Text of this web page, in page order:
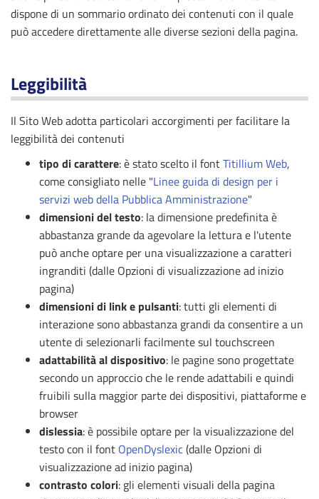
dispone di un sommario ordinato dei contenuti con il quale
può accedere direttamente alle diverse sezioni della pagina.
Leggibilità
Il Sito Web adotta particolari accorgimenti per facilitare la
leggibilità dei contenuti
tipo di carattere: è stato scelto il fontTitillium Web,
come consigliato nelle "Linee guida di design per i
servizi web della Pubblica Amministrazione"
dimensioni del testo: la dimensione predefinita è
abbastanza grande da agevolare la lettura e l'utente
può anche optare per una visualizzazione a caratteri
ingranditi (dalle Opzioni di visualizzazione ad inizio
pagina)
dimensioni di link e pulsanti: tutti gli elementi di
interazione sono abbastanza grandi da consentire a un
utente di selezionarli facilmente sul touchscreen
adattabilità al dispositivo: le pagine sono progettate
secondo un approccio che le rende adattabili e quindi
fruibili sulla maggior parte dei dispositivi, piattaforme e
browser
dislessia: è possibile optare per la visualizzazione del
testo con il font OpenDyslexic(dalle Opzioni di
visualizzazione ad inizio pagina)
contrasto colori: gli elementi visuali della pagina